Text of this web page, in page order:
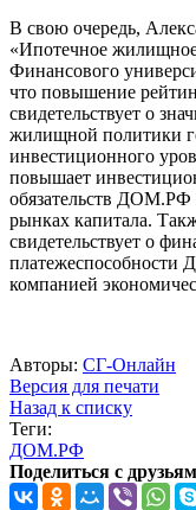
В свою очередь,
«Ипотечное жилищное
Финансового
что повышение
свидетельствует о
жилищной политики
инвестиционного
повышает
обязательств ДОМ.РФ
рынках капитала.
свидетельствует о
платежеспособности
компанией
Авторы: СГ-Онлайн
Версия для печати
Назад к списку
Теги:
ДОМ.РФ
Поделиться с